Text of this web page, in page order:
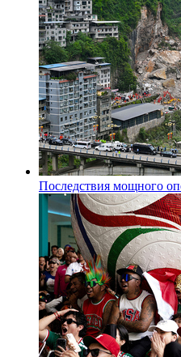
Последствия мощного